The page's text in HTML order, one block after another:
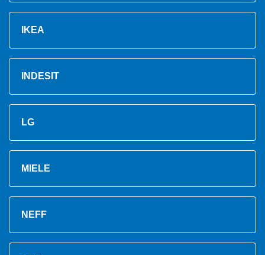
IKEA
INDESIT
LG
MIELE
NEFF